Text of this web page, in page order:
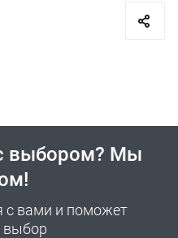
выбором? Мы
с вами и поможет
выбор